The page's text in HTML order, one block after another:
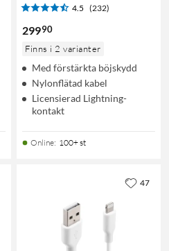
4.5 (232)
29990
Finns i 2 varianter
Med förstärkta böjskydd
Nylonflätad kabel
Licensierad Lightning-
kontakt
Online: 100+ st
47